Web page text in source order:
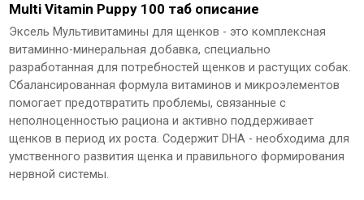
Multi Vitamin Puppy 100 таб описание
Эксель Мультивитамины для щенков - это комплексная
витаминно-минеральная добавка, специально
разработанная для потребностей щенков и растущих собак.
Сбалансированная формула витаминов и микроэлементов
помогает предотвратить проблемы, связанные с
неполноценностью рациона и активно поддерживает
щенков в период их роста. Содержит DHA - необходима для
умственного развития щенка и правильного формирования
нервной системы.